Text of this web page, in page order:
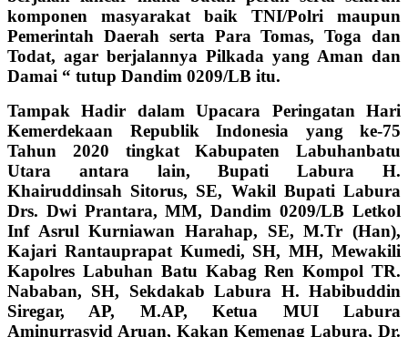
komponen masyarakat baik TNI/Polri maupun
Pemerintah Daerah serta Para Tomas, Toga dan
Todat, agar berjalannya Pilkada yang Aman dan
Damai “ tutup Dandim 0209/LB itu.
Tampak Hadir dalam Upacara Peringatan Hari
Kemerdekaan Republik Indonesia yang ke-75
Tahun 2020 tingkat Kabupaten Labuhanbatu
Utara antara lain, Bupati Labura H.
Khairuddinsah Sitorus, SE, Wakil Bupati Labura
Drs. Dwi Prantara, MM, Dandim 0209/LB Letkol
Inf Asrul Kurniawan Harahap, SE, M.Tr (Han),
Kajari Rantauprapat Kumedi, SH, MH, Mewakili
Kapolres Labuhan Batu Kabag Ren Kompol TR.
Nababan, SH, Sekdakab Labura H. Habibuddin
Siregar, AP, M.AP, Ketua MUI Labura
Aminurrasyid Aruan, Kakan Kemenag Labura, Dr.